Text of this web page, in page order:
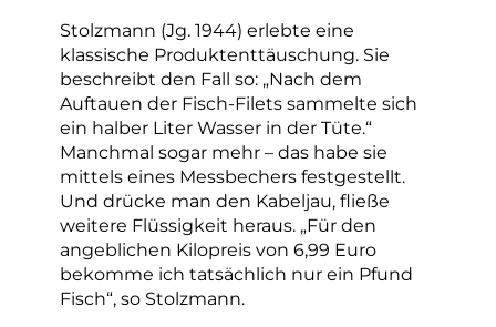
Stolzmann (Jg. 1944) erlebte eine
klassische Produktenttäuschung. Sie
beschreibt den Fall so: „Nach dem
Auftauen der Fisch-Filets sammelte sich
ein halber Liter Wasser in der Tüte.“
Manchmal sogar mehr – das habe sie
mittels eines Messbechers festgestellt.
Und drücke man den Kabeljau, fließe
weitere Flüssigkeit heraus. „Für den
angeblichen Kilopreis von 6,99 Euro
bekomme ich tatsächlich nur ein Pfund
Fisch“, so Stolzmann.